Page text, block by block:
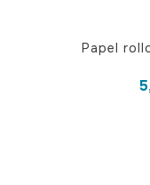
Papel